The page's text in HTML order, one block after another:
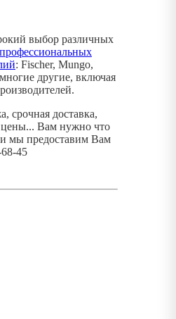
выбор различных
профессиональных
: Fischer, Mungo,
другие, включая
срочная доставка,
цены... Вам нужно что
мы предоставим Вам
45